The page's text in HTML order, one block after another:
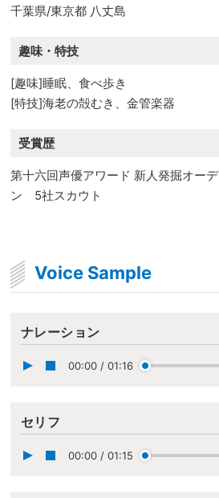
千葉県/東京都 八丈島
趣味・特技
[趣味]睡眠、食べ歩き
[特技]海老の殻むき、金管楽器
受賞歴
第十六回声優アワード 新人発掘オー
ン 5社スカウト
Voice Sample
ナレーション
00:00 / 01:16
セリフ
00:00 / 01:15